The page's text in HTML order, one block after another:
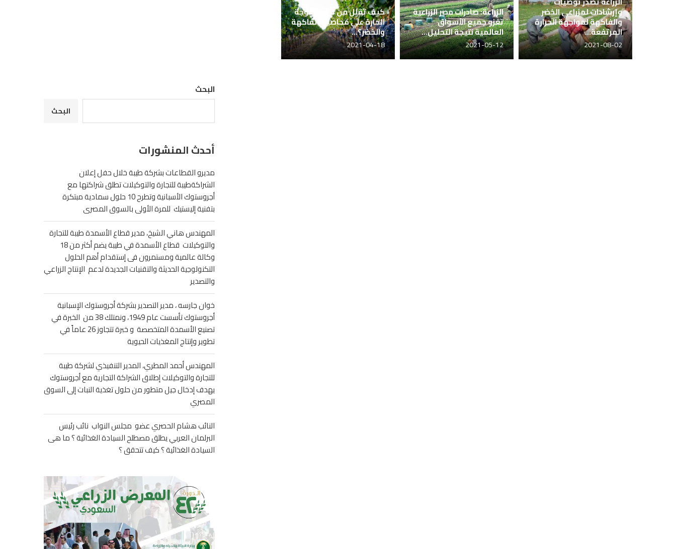
وإرشادات لمزراعي الخضر
والفاكهة لمواجهة الحرارة
المرتفعة...
2021-08-02
الزراعة: صادرات مصر الزراعية
تغزو جميع الأسواق
العالمية نتيجة التحليل...
2021-05-12
كيف تقلل من تأثير الموجة
الحارة علي محاصيل الفاكهة
والخضر؟...
2021-04-18
البحث
البحث
أحدث المنشورات
مديرو القطاعات بشركة طيبة خلال حفل إعلان
الشراكةطيبة للتجارة والتوكيلات تطلق شراكتها مع
أجروستوك الأسبانية وتطرح 10 حلول سمادية مبتكرة
بتفنية إليستيك للمرة الأولى بالسوق المصرى
المهندس هاني الشيخ، مدير قطاع الأسمدة طيبة للتجارة
والتوكيلات قطاع الأسمدة في طيبة يضم أكثر من 18
وكالة عالمية ومستمرون فى إستقدام أهم الحلول
التكنولوجية الحديثة والتقنيات الجديدة لدعم الإنتاج الزراعي
والتصدير
خوان جارسه ، مدير التصدير بشركة أجروستوك الإسبانية
أجروستوك تأسست عام 1949، ونمتلك 38 من الخبرة في
تصنيع الأسمدة المتخصصة و خبرة تتجاوز 26 عاماً في
تطوير وإنتاج المغذيات الحيوية
المهندس أحمد المطري، المدير التنفيذي لشركة طيبة
للتجارة والتوكيلات إطلاق الشراكة التجارية مع أجروستوك
يهدف إدخال جيل متطور من حلول تغذية النبات إلى السوق
المصري
النائب هشام الحصري عضو مجلس النواب نائب رئيس
البرلمان العربي يطلق مصطلح السيادة الغذائية ؟ ما هى
السيادة الغذائية ؟ كيف تتحقق ؟